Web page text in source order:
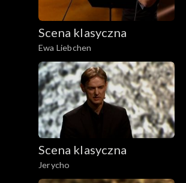
Scena klasyczna
Ewa Liebchen
Scena klasyczna
Jerycho